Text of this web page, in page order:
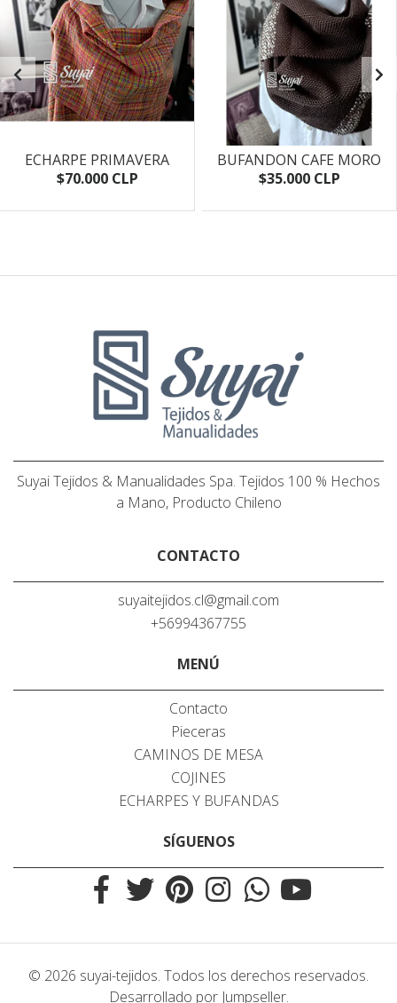
ECHARPE PRIMAVERA
$70.000 CLP
BUFANDON CAFE MORO
$35.000 CLP
Suyai Tejidos & Manualidades Spa. Tejidos 100 % Hechos
a Mano, Producto Chileno
CONTACTO
suyaitejidos.cl@gmail.com
+56994367755
MENÚ
Contacto
Pieceras
CAMINOS DE MESA
COJINES
ECHARPES Y BUFANDAS
SÍGUENOS
© 2026 suyai-tejidos. Todos los derechos reservados.
Desarrollado por Jumpseller.